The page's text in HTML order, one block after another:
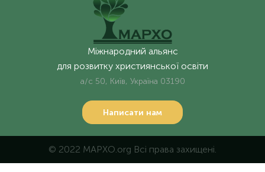
Міжнародний альянс
для розвитку християнської освіти
а/с 50, Київ, Україна 03190
Написати нам
© 2022 MAPXO.org Всі права захищені.